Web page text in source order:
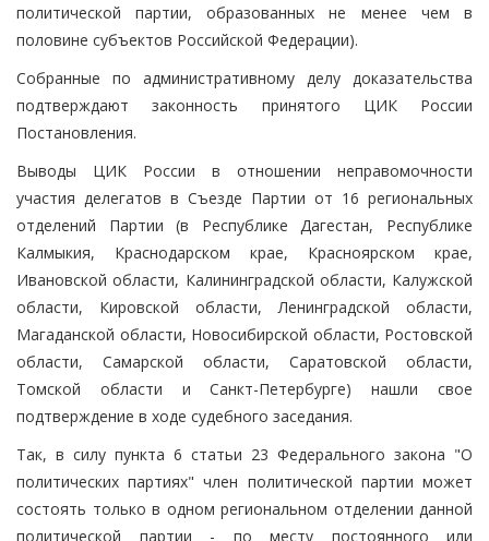
политической партии, образованных не менее чем в
половине субъектов Российской Федерации).
Собранные по административному делу доказательства
подтверждают законность принятого ЦИК России
Постановления.
Выводы ЦИК России в отношении неправомочности
участия делегатов в Съезде Партии от 16 региональных
отделений Партии (в Республике Дагестан, Республике
Калмыкия, Краснодарском крае, Красноярском крае,
Ивановской области, Калининградской области, Калужской
области, Кировской области, Ленинградской области,
Магаданской области, Новосибирской области, Ростовской
области, Самарской области, Саратовской области,
Томской области и Санкт-Петербурге) нашли свое
подтверждение в ходе судебного заседания.
Так, в силу пункта 6 статьи 23 Федерального закона "О
политических партиях" член политической партии может
состоять только в одном региональном отделении данной
политической партии - по месту постоянного или